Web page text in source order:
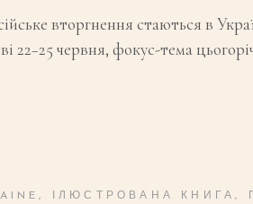
вторгнення стаються в
22−25 червня, фокус-тема
, ІЛЮСТРОВАНА КНИГА,